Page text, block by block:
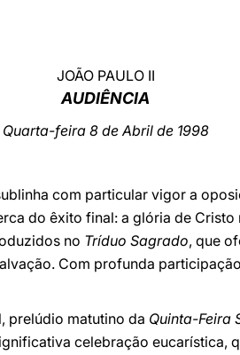
JOÃO PAULO II
AUDIÊNCIA
Quarta-feira 8 de Abril de 1998
com particular vigor a
do êxito final: a glória de
no Tríduo Sagrado, que
Com profunda
prelúdio matutino da Quinta-Feira
celebração eucarística,